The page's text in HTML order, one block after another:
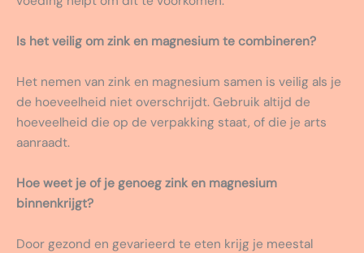
Is het veilig om zink en magnesium te combineren?
Het nemen van zink en magnesium samen is veilig als je
de hoeveelheid niet overschrijdt. Gebruik altijd de
hoeveelheid die op de verpakking staat, of die je arts
aanraadt.
Hoe weet je of je genoeg zink en magnesium
binnenkrijgt?
Door gezond en gevarieerd te eten krijg je meestal